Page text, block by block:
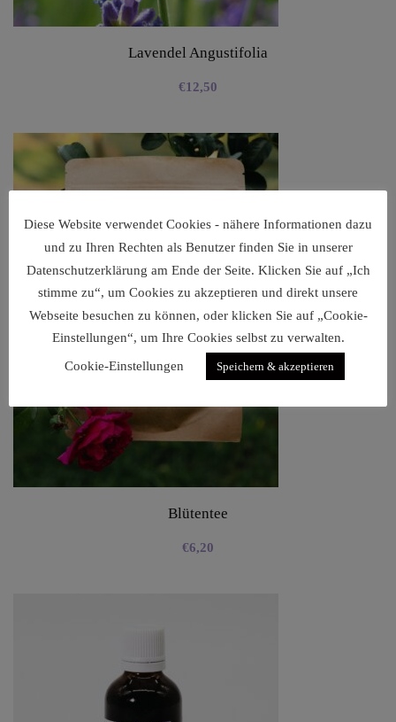
Lavendel Angustifolia
€12,50
Blütentee
€6,20
Diese Website verwendet Cookies - nähere Informationen dazu
und zu Ihren Rechten als Benutzer finden Sie in unserer
Datenschutzerklärung am Ende der Seite. Klicken Sie auf „Ich
stimme zu“, um Cookies zu akzeptieren und direkt unsere
Webseite besuchen zu können, oder klicken Sie auf „Cookie-
Einstellungen“, um Ihre Cookies selbst zu verwalten.
Cookie-Einstellungen
Speichern & akzeptieren